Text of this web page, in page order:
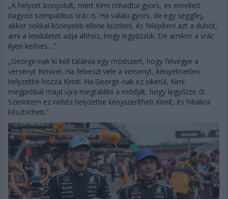
„A helyzet bonyolult, mert Kimi rohadtul gyors, és emellett
nagyon szimpatikus srác is. Ha valaki gyors, de egy seggfej,
akkor sokkal könnyebb ellene küzdeni, és felépíteni azt a dühöt,
ami a lendületet adja ahhoz, hogy legyőzzük. De amikor a srác
ilyen kedves…”
„George-nak ki kell találnia egy módszert, hogy felvegye a
versenyt Kimivel. Ha felveszi vele a versenyt, kényelmetlen
helyzetbe hozza Kimit. Ha George-nak ez sikerül, Kimi
megpróbál majd újra megtalálni a módját, hogy legyőzze őt.
Szerintem ez nehéz helyzetbe kényszerítheti Kimit, és hibákra
késztetheti.”